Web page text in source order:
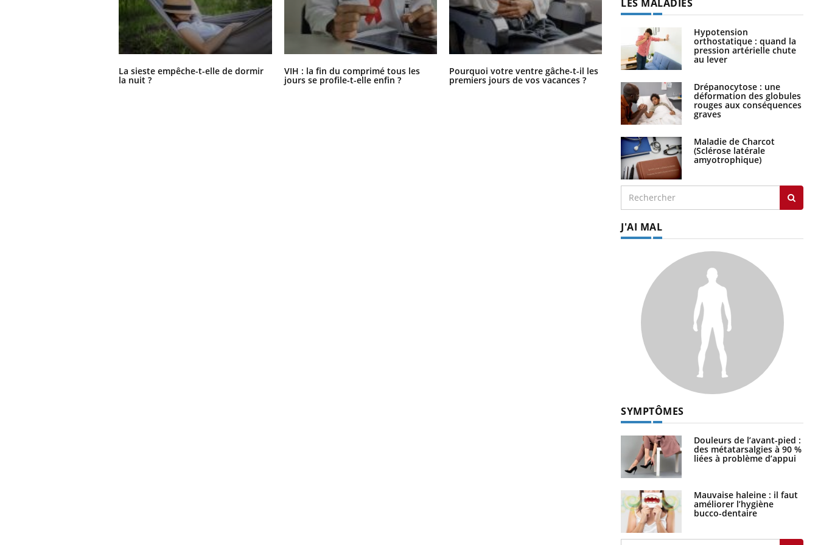
La sieste empêche-t-elle de dormir
la nuit ?
VIH : la fin du comprimé tous les
jours se profile-t-elle enfin ?
Pourquoi votre ventre gâche-t-il les
premiers jours de vos vacances ?
Fortes chaleurs : pourquoi le risque
LES MALADIES
Hypotension
orthostatique : quand la
pression artérielle chute
au lever
Drépanocytose : une
déformation des globules
rouges aux conséquences
graves
Maladie de Charcot
(Sclérose latérale
amyotrophique)
J'AI MAL
SYMPTÔMES
Douleurs de l’avant-pied :
des métatarsalgies à 90 %
liées à problème d’appui
Mauvaise haleine : il faut
améliorer l’hygiène
bucco-dentaire